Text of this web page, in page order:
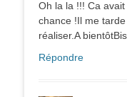
Oh la la !!! Ca
chance !Il me
réaliser.A
Répondre